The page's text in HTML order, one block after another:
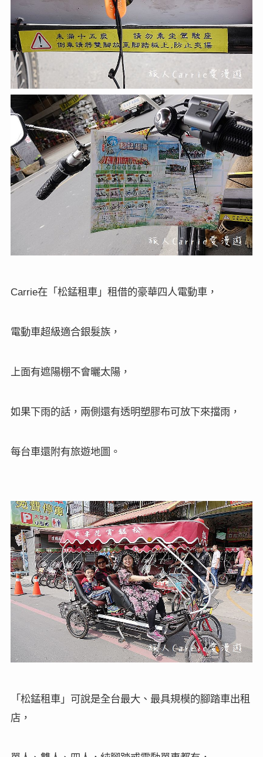
Carrie在「松錳租車」租借的豪華四人電動車，
電動車超級適合銀髮族，
上面有遮陽棚不會曬太陽，
如果下雨的話，兩側還有透明塑膠布可放下來擋雨，
每台車還附有旅遊地圖。
「松錳租車」可說是全台最大、最具規模的腳踏車出租
店，